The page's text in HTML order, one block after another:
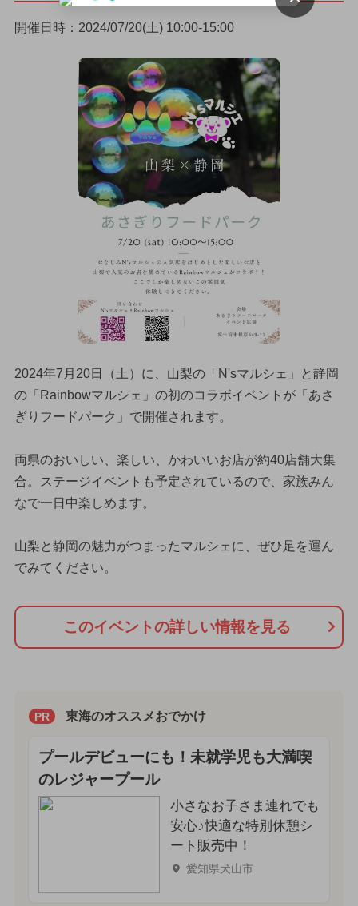
開催日時：2024/07/20(土) 10:00-15:00
2024年7月20日（土）に、山梨の「N'sマルシェ」と静岡
の「Rainbowマルシェ」の初のコラボイベントが「あさ
ぎりフードパーク」で開催されます。
両県のおいしい、楽しい、かわいいお店が約40店舗大集
合。ステージイベントも予定されているので、家族みん
なで一日中楽しめます。
山梨と静岡の魅力がつまったマルシェに、ぜひ足を運ん
でみてください。
このイベントの詳しい情報を見る
PR 東海のオススメおでかけ
プールデビューにも！未就学児も大満喫
のレジャープール
小さなお子さま連れでも
安心♪快適な特別休憩シ
ート販売中！
愛知県犬山市